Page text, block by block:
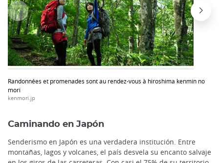
Randonnées et promenades sont au rendez-vous à hiroshima kenmin no
mori
kenmori.jp
Caminando en Japón
Senderismo en Japón es una verdadera institución. Entre
montañas, lagos y volcanes, el país desvela su encanto salvaje